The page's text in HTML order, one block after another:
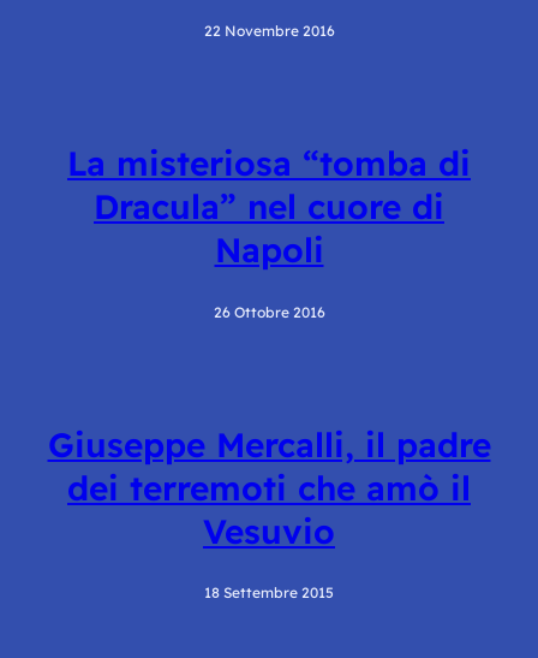
22 Novembre 2016
La misteriosa “tomba di
Dracula” nel cuore di
Napoli
26 Ottobre 2016
Giuseppe Mercalli, il padre
dei terremoti che amò il
Vesuvio
18 Settembre 2015